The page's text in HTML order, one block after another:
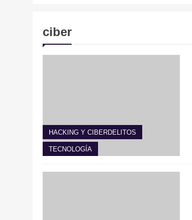
ciber
HACKING Y CIBERDELITOS
TECNOLOGÍA